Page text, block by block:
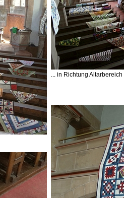
... in Richtung Altarbereich